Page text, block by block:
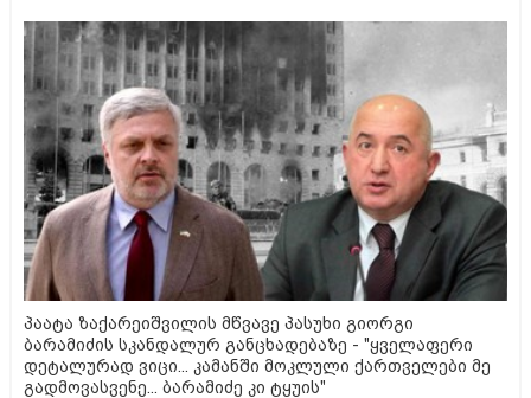
პაატა ზაქარეიშვილის მწვავე პასუხი გიორგი
ბარამიძის სკანდალურ განცხადებაზე - "ყველაფერი
დეტალურად ვიცი... კამანში მოკლული ქართველები მე
გადმოვასვენე... ბარამიძე კი ტყუის"